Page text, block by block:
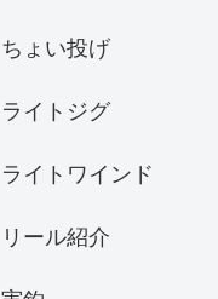
ちょい投げ
ライトジグ
ライトワインド
リール紹介